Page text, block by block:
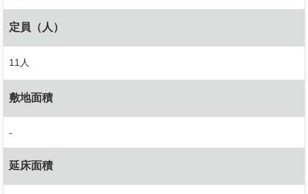
定員（人）
11人
敷地面積
-
延床面積